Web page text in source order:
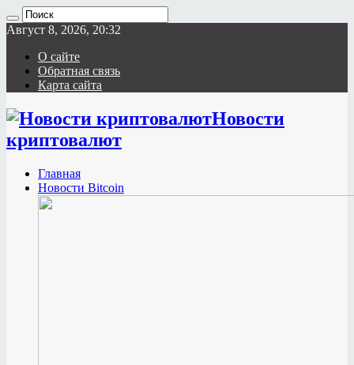
Август 8, 2026, 20:32
О сайте
Обратная связь
Карта сайта
Новости
криптовалют
Главная
Новости Bitcoin